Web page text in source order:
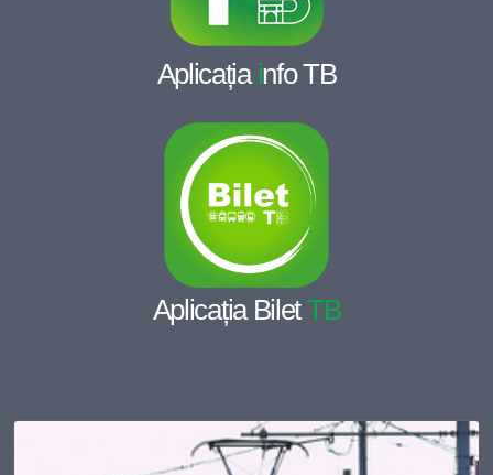
Aplicația info TB
Aplicația BiletTB